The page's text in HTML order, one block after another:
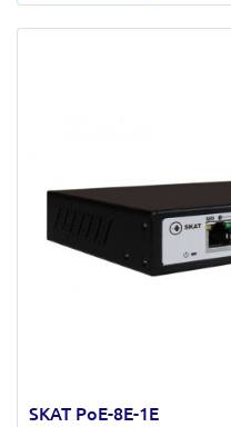
SKAT PoE-8E-1E